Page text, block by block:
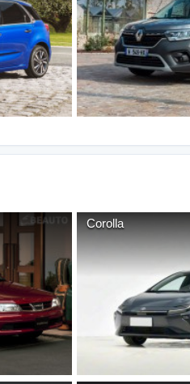
Corolla